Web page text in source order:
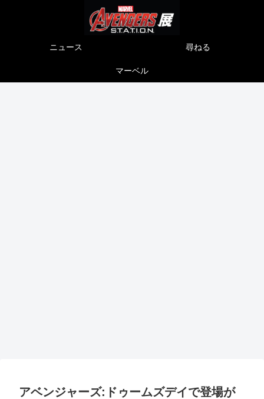
ニュース 尋ねる
マーベル
アベンジャーズ:ドゥームズデイで登場が